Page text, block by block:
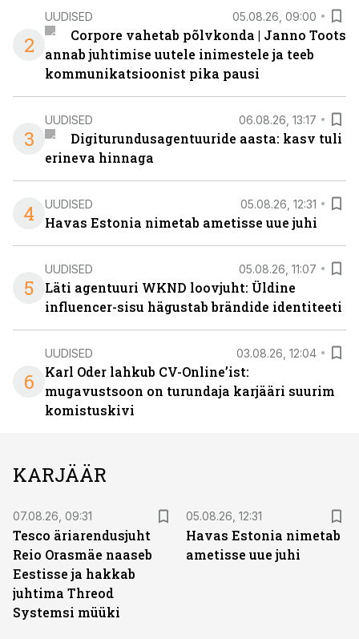
2
UUDISED 05.08.26, 09:00
Corpore vahetab põlvkonda | Janno Toots
annab juhtimise uutele inimestele ja teeb
kommunikatsioonist pika pausi
3
UUDISED 06.08.26, 13:17
Digiturundusagentuuride aasta: kasv tuli
erineva hinnaga
4 UUDISED 05.08.26, 12:31
Havas Estonia nimetab ametisse uue juhi
5
UUDISED 05.08.26, 11:07
Läti agentuuri WKND loovjuht: Üldine
influencer-sisu hägustab brändide identiteeti
6
UUDISED 03.08.26, 12:04
Karl Oder lahkub CV-Online’ist:
mugavustsoon on turundaja karjääri suurim
komistuskivi
KARJÄÄR
07.08.26, 09:31
Tesco äriarendusjuht
Reio Orasmäe naaseb
Eestisse ja hakkab
juhtima Threod
Systemsi müüki
05.08.26, 12:31
Havas Estonia nimetab
ametisse uue juhi